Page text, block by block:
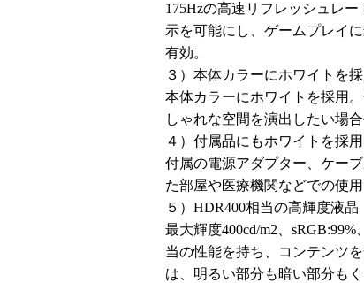
175Hzの高速リフレッシュレ
示を可能にし、ゲームプレイ
有効。
３）本体カラーにホワイトを採
本体カラーにホワイトを採用
しゃれな空間を演出したい場
４）付属品にもホワイトを採用
付属の電源アダプター、ケー
た部屋や医療機関などでの使用
５）HDR400相当の高輝度液晶
最大輝度400cd/m2、
当の性能を持ち、コンテンツ
は、明るい部分も暗い部分も